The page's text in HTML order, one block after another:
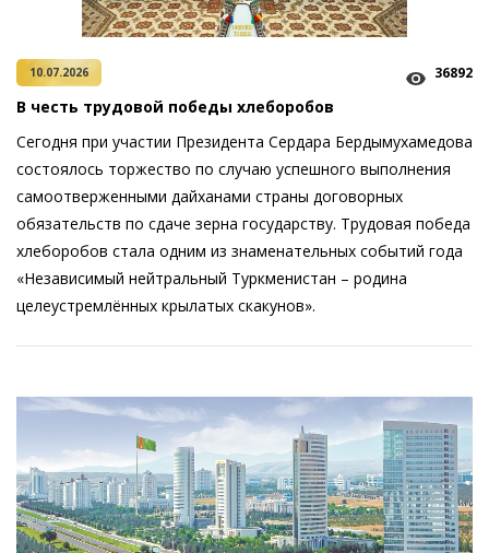
10.07.2026 36892
В честь трудовой победы хлеборобов
Сегодня при учас­тии Президента Сердара Бердымухамедова
состоялось торжество по случаю успешного выполнения
самоотверженными дайханами страны договорных
обязательств по сдаче зерна государству. Трудовая победа
хлеборобов стала одним из знаменательных событий года
«Независимый нейтральный Туркменистан – родина
целеустремлённых крылатых скакунов».